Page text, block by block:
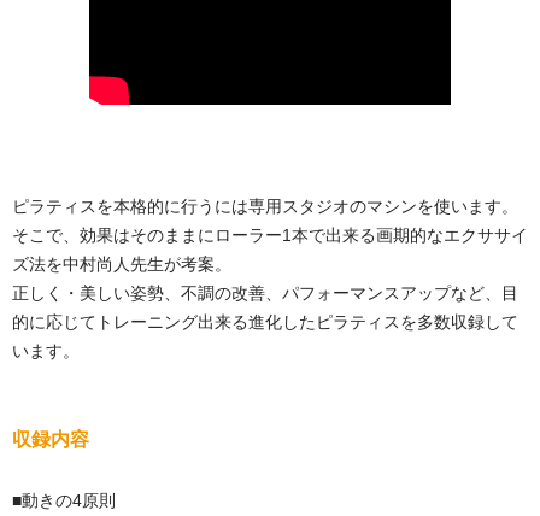
ピラティスを本格的に行うには専用スタジオのマシンを使います。
そこで、効果はそのままにローラー1本で出来る画期的なエクササイ
ズ法を中村尚人先生が考案。
正しく・美しい姿勢、不調の改善、パフォーマンスアップなど、目
的に応じてトレーニング出来る進化したピラティスを多数収録して
います。
収録内容
■動きの4原則